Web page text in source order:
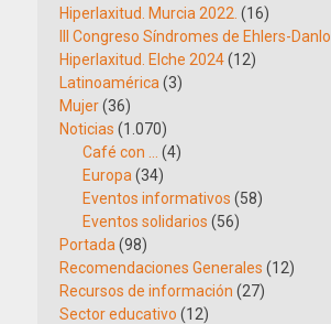
Hiperlaxitud. Murcia 2022. (16)
III Congreso Síndromes de Ehlers-
Hiperlaxitud. Elche 2024(12)
Latinoamérica (3)
Mujer(36)
Noticias (1.070)
Café con …
(4)
Europa (34)
Eventos informativos (58)
Eventos solidarios (56)
Portada (98)
Recomendaciones Generales (12)
Recursos de información (27)
Sector educativo (12)